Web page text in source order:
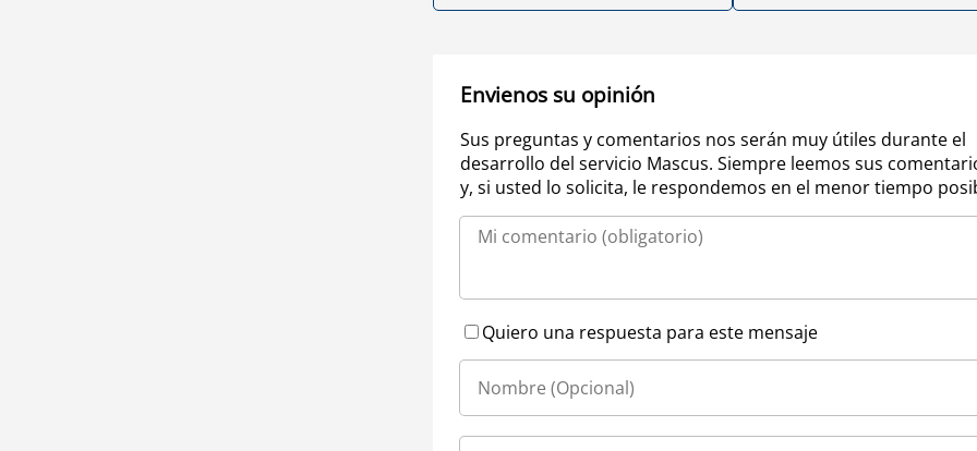
Envienos su opinión
Sus preguntas y comentarios nos serán muy útiles durante el
desarrollo del servicio Mascus. Siempre leemos sus
y, si usted lo solicita, le respondemos en el menor tiempo
Quiero una respuesta para este mensaje